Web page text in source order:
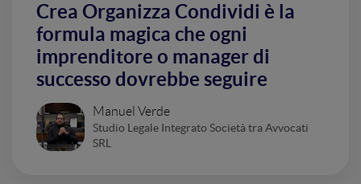
Crea Organizza Condividi è la
formula magica che ogni
imprenditore o manager di
successo dovrebbe seguire
Manuel Verde
Studio Legale Integrato Società tra Avvocati
SRL